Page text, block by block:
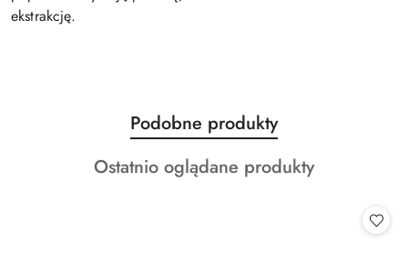
ekstrakcję.
Pomiń karuzelę produktów
Produkty
o
statusie:
Podobne produkty
Produkty
Ostatnio oglądane produkty